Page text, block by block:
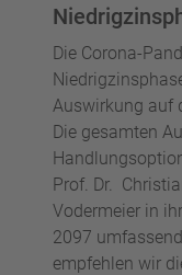
Die Corona-
Auswirkung auf
Die gesamten
Prof. Dr.
Vodermeier in
2097
empfehlen wir